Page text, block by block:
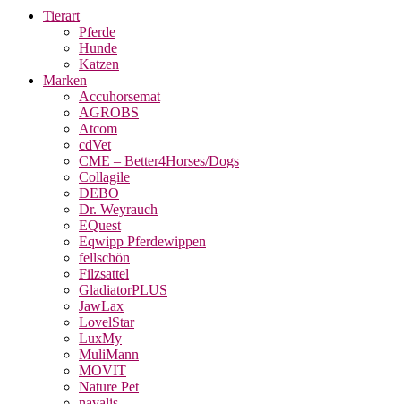
Tierart
Pferde
Hunde
Katzen
Marken
Accuhorsemat
AGROBS
Atcom
cdVet
CME – Better4Horses/Dogs
Collagile
DEBO
Dr. Weyrauch
EQuest
Eqwipp Pferdewippen
fellschön
Filzsattel
GladiatorPLUS
JawLax
LovelStar
LuxMy
MuliMann
MOVIT
Nature Pet